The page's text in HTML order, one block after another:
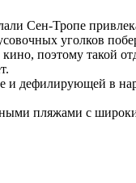
Сен-Тропе
уголков
поэтому такой
в
пляжами с